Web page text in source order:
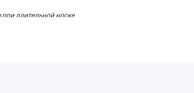
длительной носке